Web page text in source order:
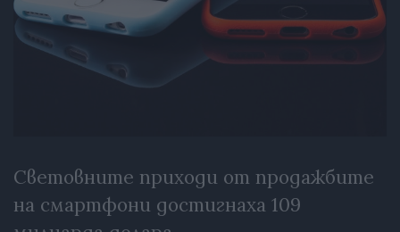
Световните приходи от продажбите
на смартфони достигнаха 109